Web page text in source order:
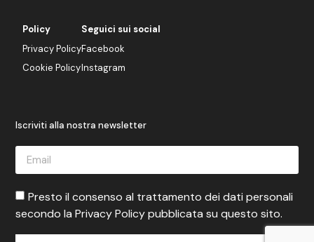
Policy
Privacy Policy
Cookie Policy
Seguici sui social
Facebook
Instagram
Iscriviti alla nostra newsletter
Presto il consenso al trattamento dei dati personali
secondo la Privacy Policy pubblicata su questo sito.